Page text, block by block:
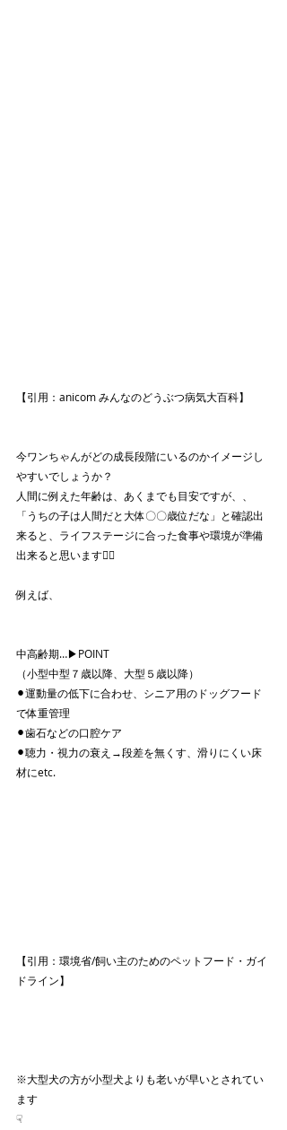
【引用：anicom みんなのどうぶつ病気大百科】
今ワンちゃんがどの成長段階にいるのかイメージし
やすいでしょうか？
人間に例えた年齢は、あくまでも目安ですが、、
「うちの子は人間だと大体〇〇歳位だな」と確認出
来ると、ライフステージに合った食事や環境が準備
出来ると思います👍🏾
例えば、
中高齢期…▶︎POINT
（小型中型７歳以降、大型５歳以降）
⚫︎運動量の低下に合わせ、シニア用のドッグフード
で体重管理
⚫︎歯石などの口腔ケア
⚫︎聴力・視力の衰え→段差を無くす、滑りにくい床
材にetc.
【引用：環境省/飼い主のためのペットフード・ガイ
ドライン】
※大型犬の方が小型犬よりも老いが早いとされてい
ます
☟